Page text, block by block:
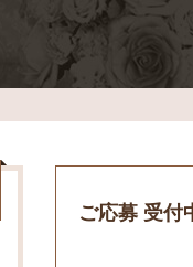
ご応募 受付